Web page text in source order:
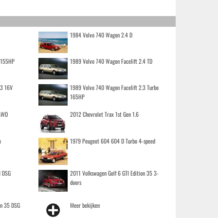
1984 Volvo 740 Wagon 2.4 D
1989 Volvo 740 Wagon Facelift 2.4 TD
16V
1989 Volvo 740 Wagon Facelift 2.3 Turbo
165HP
2012 Chevrolet Trax 1st Gen 1.6
1979 Peugeot 604 604 D Turbo 4-speed
2011 Volkswagen Golf 6 GTI Edition 35 3-
doors
35 DSG
Meer bekijken